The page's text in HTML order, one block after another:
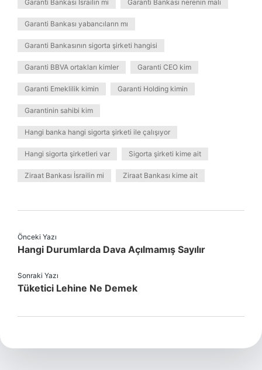
Garanti Bankası İsrailin mi Garanti Bankası nerenin malı
Garanti Bankası yabancıların mı
Garanti Bankasının sigorta şirketi hangisi
Garanti BBVA ortakları kimler Garanti CEO kim
Garanti Emeklilik kimin Garanti Holding kimin
Garantinin sahibi kim
Hangi banka hangi sigorta şirketi ile çalışıyor
Hangi sigorta şirketleri var Sigorta şirketi kime ait
Ziraat Bankası İsrailin mi Ziraat Bankası kime ait
Önceki Yazı
Hangi Durumlarda Dava Açılmamış Sayılır
Sonraki Yazı
Tüketici Lehine Ne Demek